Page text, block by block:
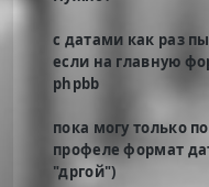
с датами как раз
если на главную
phpbb
пока могу только
профеле формат
"дргой")